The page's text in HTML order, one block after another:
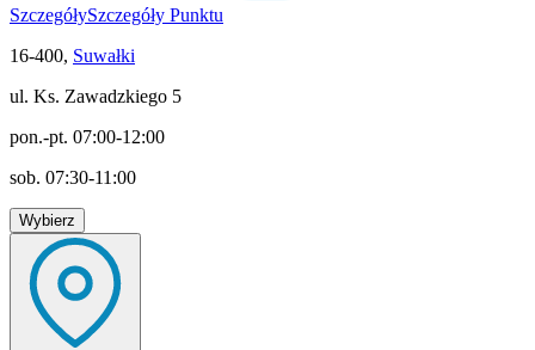
SzczegółySzczegóły Punktu
16-400, Suwałki
ul. Ks. Zawadzkiego 5
pon.-pt. 07:00-12:00
sob. 07:30-11:00
Wybierz